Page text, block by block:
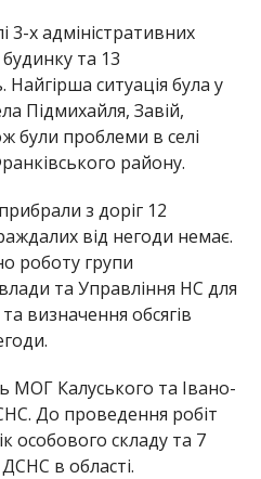
х адміністративних
та 13
Найгірша ситуація була у
Підмихайля, Завій,
були проблеми в селі
району.
з доріг 12
від негоди немає.
роботу групи
та Управління НС для
визначення обсягів
МОГ Калуського та Івано-
До проведення робіт
особового складу та 7
в області.